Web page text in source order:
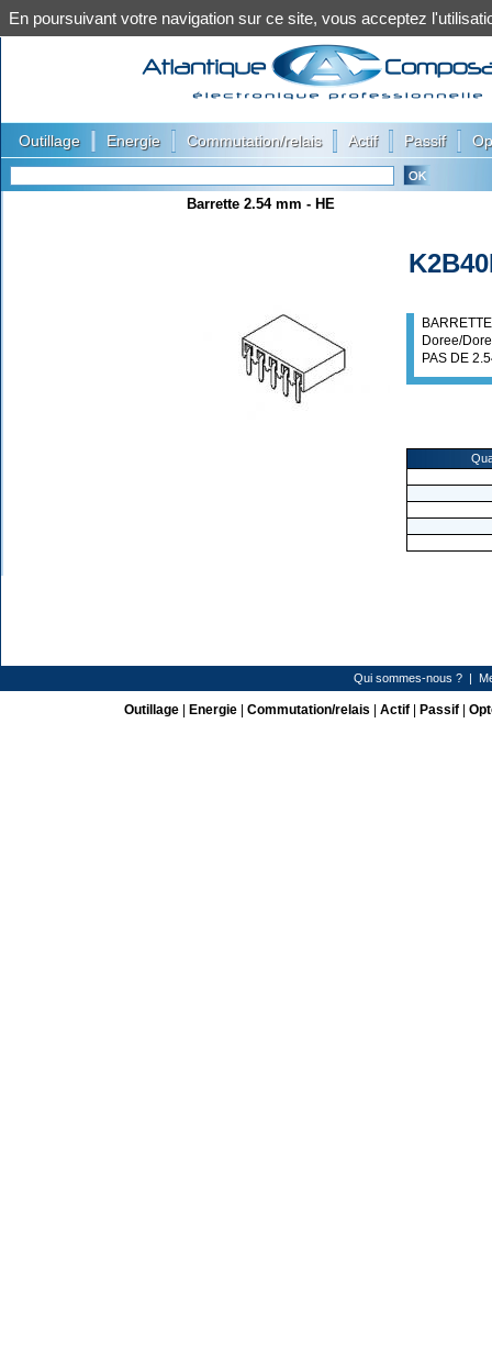
Outillage Energie Commutation/relais Actif Passif
Barrette 2.54 mm - HE
Doree/
PAS DE
Qui sommes-nous ? |
Outillage| Energie| Commutation/relais Actif| Passif|
En poursuivant votre navigation sur ce site, vous acceptez